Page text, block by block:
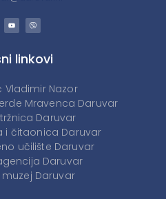
linkovi
Vladimir Nazor
Mravenca Daruvar
Daruvar
i čitaonica Daruvar
učilište Daruvar
Daruvar
muzej Daruvar